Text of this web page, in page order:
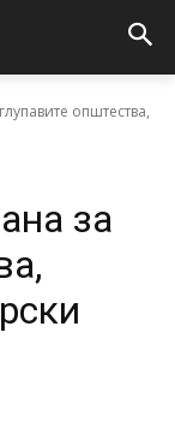
општества,
за